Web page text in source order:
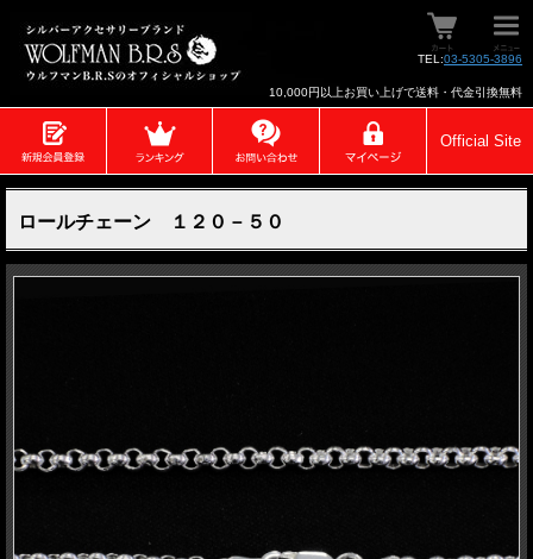
TEL:03-5305-3896
10,000円以上お買い上げで送料・代金引換無料
Official Site
ロールチェーン １２０－５０